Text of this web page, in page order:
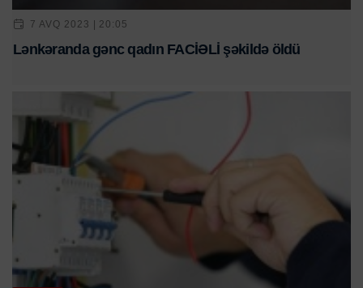
7 AVQ 2023 | 20:05
Lənkəranda gənc qadın FACİƏLİ şəkildə öldü